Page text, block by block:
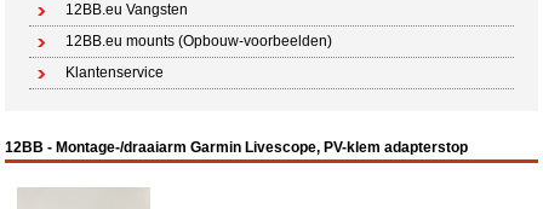
12BB.eu Vangsten
12BB.eu mounts (Opbouw-voorbeelden)
Klantenservice
12BB - Montage-/draaiarm Garmin Livescope, PV-klem adapterstop